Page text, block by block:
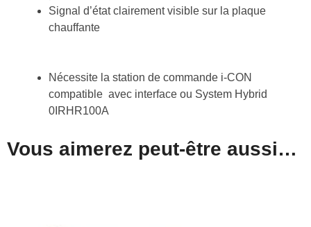
Signal d’état clairement visible sur la plaque
chauffante
Nécessite la station de commande i-CON
compatible avec interface ou System Hybrid
0IRHR100A
Vous aimerez peut-être aussi…